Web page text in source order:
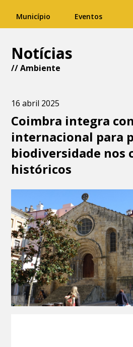
Município Eventos
Notícias
//Ambiente
16 abril 2025
Coimbra integra
internacional para
biodiversidade nos
históricos